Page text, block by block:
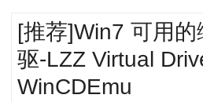
[推荐]Win7 可用
驱-LZZ Virtual
WinCDEmu